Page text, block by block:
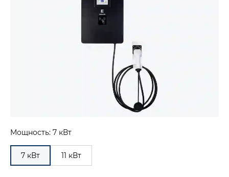
Мощность: 7 кВт
7 кВт 11 кВт